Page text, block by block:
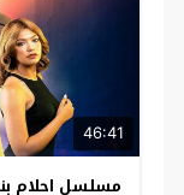
46:41
مسلسل احلام